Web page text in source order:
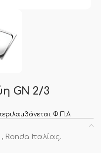
GN 2/3
Φ.Π.Α
Ronda Ιταλίας.